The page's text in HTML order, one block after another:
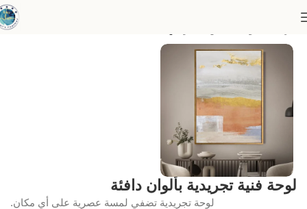
لوحة فنية تجريدية بألوان دافئة
لوحة تجريدية تضفي لمسة عصرية على أي مكان.